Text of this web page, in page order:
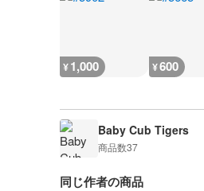
¥1,000 ¥600
Baby Cub Tigers
商品数37
同じ作者の商品